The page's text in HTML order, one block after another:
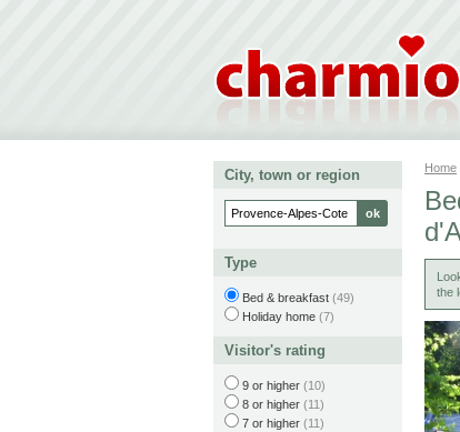
Home
the
City, town or region
Type
Bed & breakfast (49)
Holiday home (7)
Visitor's rating
9 or higher (10)
8 or higher (11)
7 or higher (11)